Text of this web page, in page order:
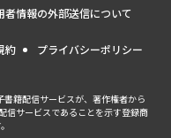
者情報の外部送信について
約 プライバシーポリシー
籍配信サービスが、著作権者から
信サービスであることを示す登録商